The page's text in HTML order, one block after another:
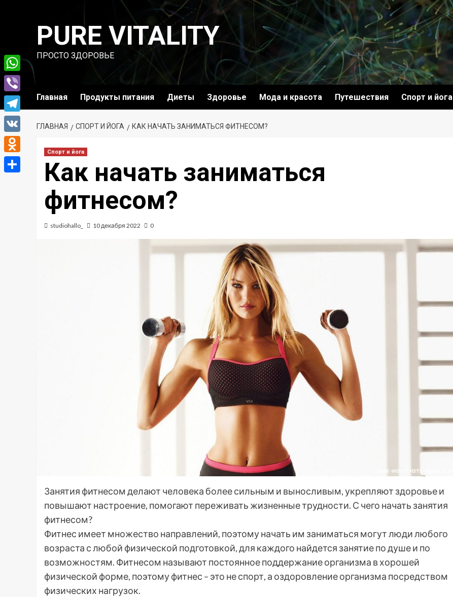
содержимомуPURE VITALITY
ПРОСТО ЗДОРОВЬЕ
Главная Продукты питания Диеты Здоровье Мода и красота Путешествия Спорт и йога
ГЛАВНАЯ СПОРТ И ЙОГА КАК НАЧАТЬ ЗАНИМАТЬСЯ ФИТНЕСОМ?
Спорт и йога
Как начать заниматься
фитнесом?
studiohallo_ 10 декабря 2022 0
Занятия фитнесом делают человека более сильным и выносливым, укрепляют здоровье и
повышают настроение, помогают переживать жизненные трудности. С чего начать занятия
фитнесом?
Фитнес имеет множество направлений, поэтому начать им заниматься могут люди любого
возраста с любой физической подготовкой, для каждого найдется занятие по душе и по
возможностям. Фитнесом называют постоянное поддержание организма в хорошей
физической форме, поэтому фитнес – это не спорт, а оздоровление организма посредством
физических нагрузок.
WhatsApp
Viber
Telegram
VK
Odnoklassniki
Отправить